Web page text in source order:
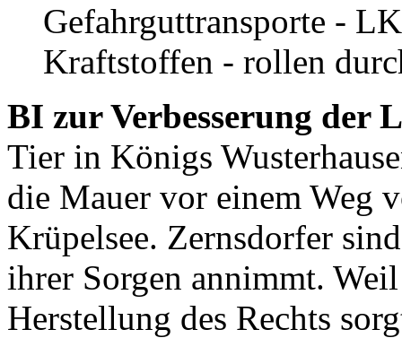
Gefahrguttransporte -
Kraftstoffen - rollen
BI zur Verbesserung der
Tier in Königs
die Mauer vor einem Weg
Krüpelsee. Zernsdorfer
ihrer Sorgen annimmt.
Herstellung des Rechts